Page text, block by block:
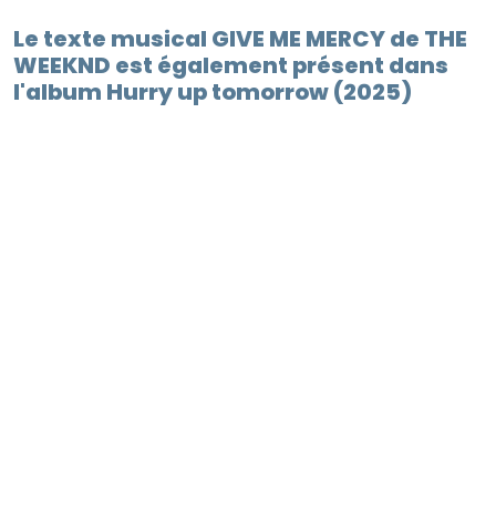
Le texte musical GIVE ME MERCY de THE
WEEKND est également présent dans
l'album Hurry up tomorrow (2025)